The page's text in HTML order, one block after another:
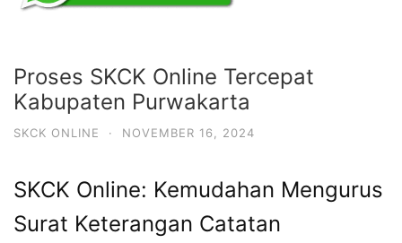
Proses SKCK Online Tercepat
Kabupaten Purwakarta
SKCK ONLINE · NOVEMBER 16, 2024
SKCK Online: Kemudahan Mengurus
Surat Keterangan Catatan